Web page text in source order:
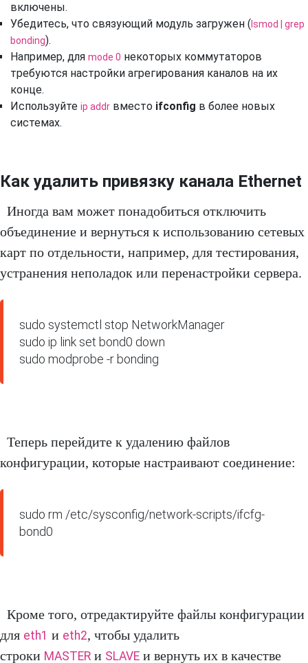
включены.
Убедитесь, что связующий модуль загружен ( lsmod | grep
bonding).
Например, для mode 0 некоторых коммутаторов
требуются настройки агрегирования каналов на их
конце.
Используйте ip addr вместо ifconfig в более новых
системах.
Как удалить привязку канала Ethernet
Иногда вам может понадобиться отключить
объединение и вернуться к использованию сетевых
карт по отдельности, например, для тестирования,
устранения неполадок или перенастройки сервера.
sudo systemctl stop NetworkManager
sudo ip link set bond0 down
sudo modprobe -r bonding
Теперь перейдите к удалению файлов
конфигурации, которые настраивают соединение:
sudo rm /etc/sysconfig/network-scripts/ifcfg-
Кроме того, отредактируйте файлы конфигурации
для eth1 и eth2, чтобы удалить
строки MASTER и SLAVE и вернуть их в качестве